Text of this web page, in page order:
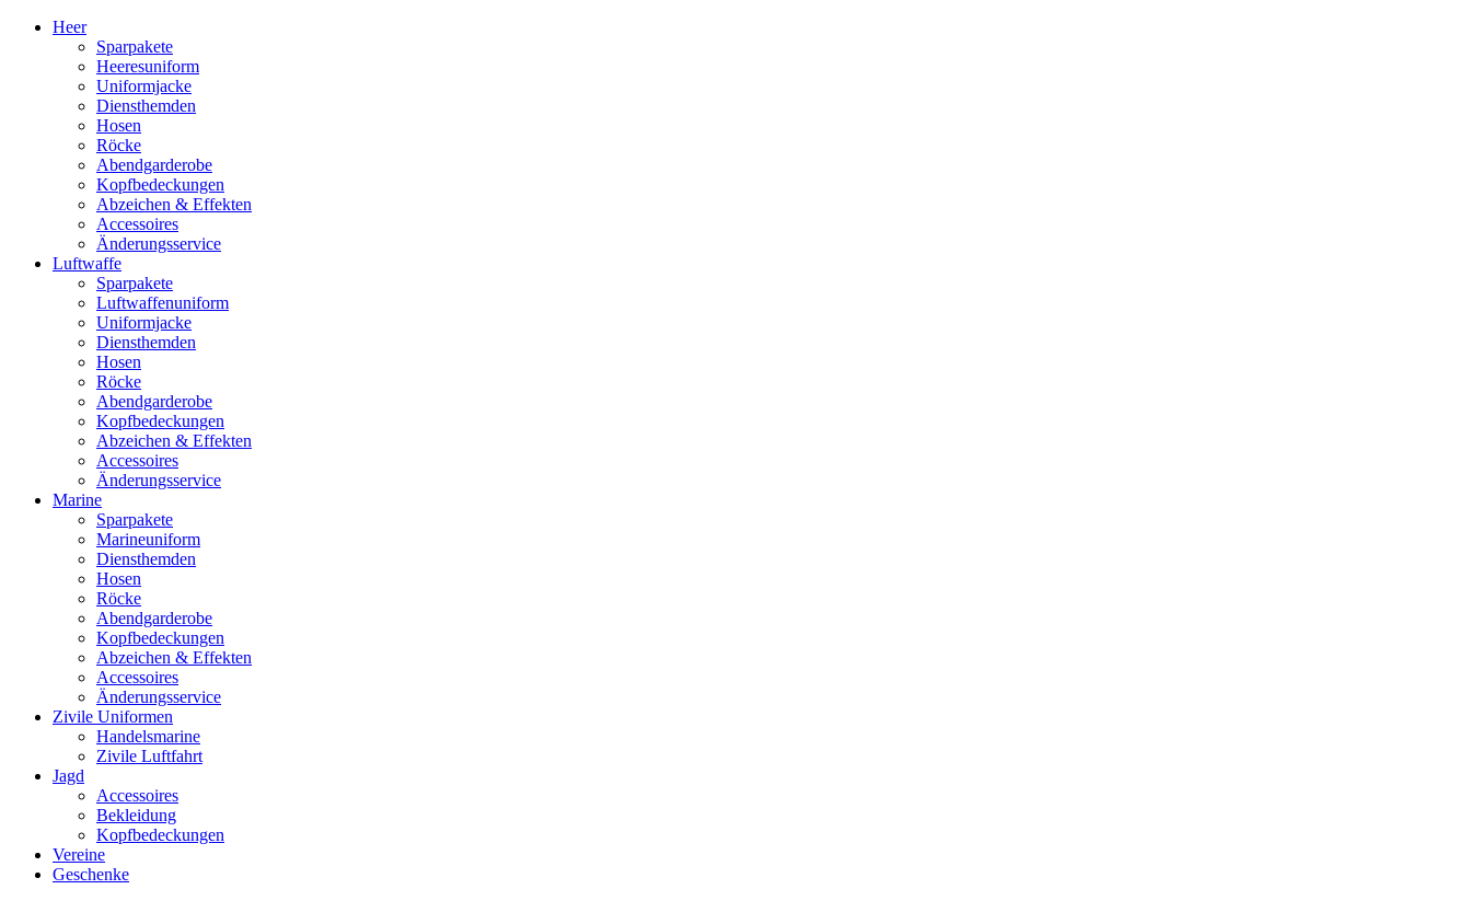
Heer
Sparpakete
Heeresuniform
Uniformjacke
Diensthemden
Hosen
Röcke
Abendgarderobe
Kopfbedeckungen
Abzeichen & Effekten
Accessoires
Änderungsservice
Luftwaffe
Sparpakete
Luftwaffenuniform
Uniformjacke
Diensthemden
Hosen
Röcke
Abendgarderobe
Kopfbedeckungen
Abzeichen & Effekten
Accessoires
Änderungsservice
Marine
Sparpakete
Marineuniform
Diensthemden
Hosen
Röcke
Abendgarderobe
Kopfbedeckungen
Abzeichen & Effekten
Accessoires
Änderungsservice
Zivile Uniformen
Handelsmarine
Zivile Luftfahrt
Jagd
Accessoires
Bekleidung
Kopfbedeckungen
Vereine
Geschenke